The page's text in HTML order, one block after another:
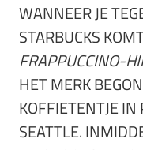
WANNEER JE
STARBUCKS
FRAPPUCCINO-
HET MERK
KOFFIETENTJE
SEATTLE.